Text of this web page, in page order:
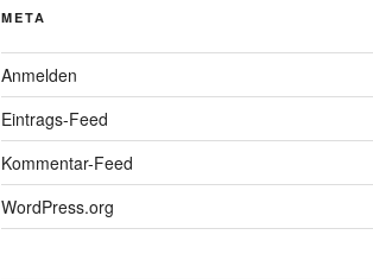
META
Anmelden
Eintrags-Feed
Kommentar-Feed
WordPress.org